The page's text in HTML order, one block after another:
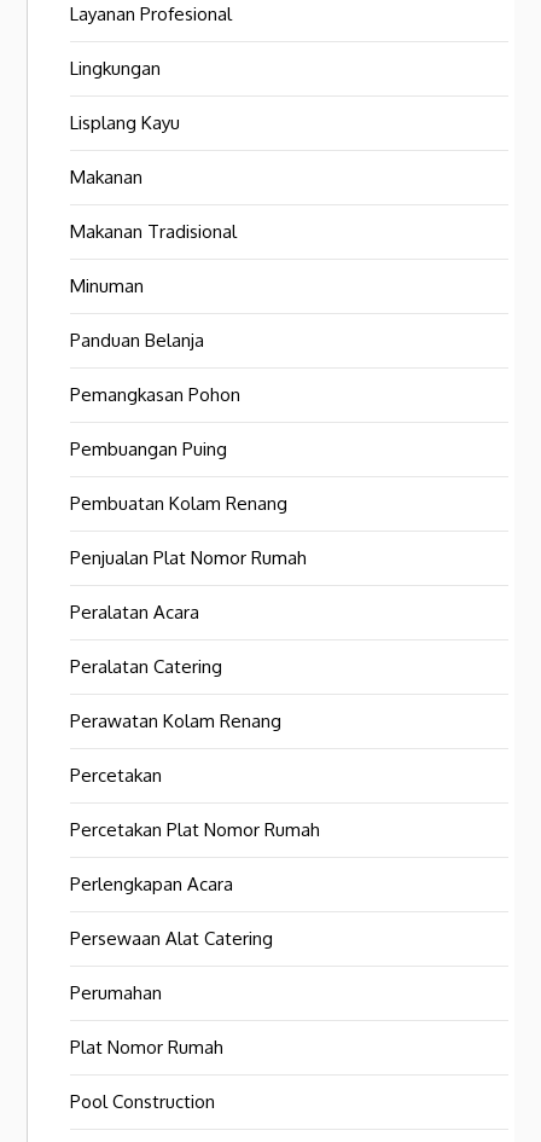
Layanan Profesional
Lingkungan
Lisplang Kayu
Makanan
Makanan Tradisional
Minuman
Panduan Belanja
Pemangkasan Pohon
Pembuangan Puing
Pembuatan Kolam Renang
Penjualan Plat Nomor Rumah
Peralatan Acara
Peralatan Catering
Perawatan Kolam Renang
Percetakan
Percetakan Plat Nomor Rumah
Perlengkapan Acara
Persewaan Alat Catering
Perumahan
Plat Nomor Rumah
Pool Construction